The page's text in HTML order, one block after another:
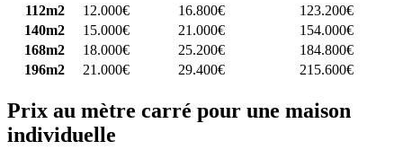
112m2
12.000€ 16.800€
123.200€
140m2
15.000€ 21.000€
154.000€
168m2
18.000€ 25.200€
184.800€
196m2
21.000€ 29.400€ 215.600€
Prix au mètre carré pour une maison
individuelle